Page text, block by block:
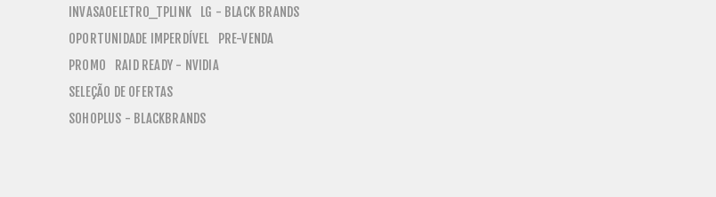
INVASAOELETRO_TPLINK LG - BLACK BRANDS
OPORTUNIDADE IMPERDÍVEL PRE-VENDA
PROMO
RAID READY - NVIDIA
SELEÇÃO DE OFERTAS
SOHOPLUS - BLACKBRANDS